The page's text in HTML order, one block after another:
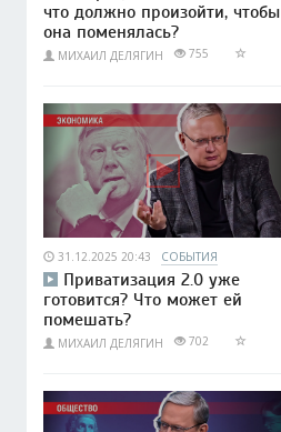
что должно произойти, чтобы
она поменялась?
МИХАИЛ ДЕЛЯГИН 755
31.12.2025 20:43 СОБЫТИЯ
Приватизация 2.0 уже
готовится? Что может ей
помешать?
МИХАИЛ ДЕЛЯГИН 702